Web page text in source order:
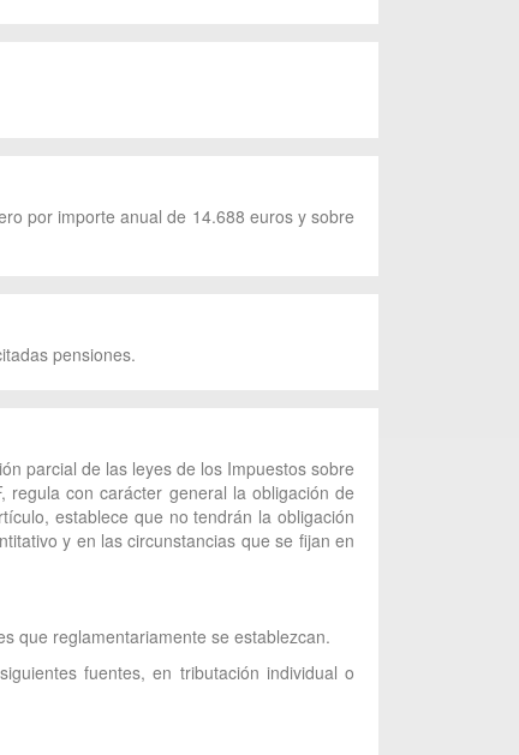
por importe anual de 14.688 euros y sobre
pensiones.
parcial de las leyes de los Impuestos sobre
con carácter general la obligación de
establece que no tendrán la obligación
y en las circunstancias que se fijan en
que reglamentariamente se establezcan.
fuentes, en tributación individual o